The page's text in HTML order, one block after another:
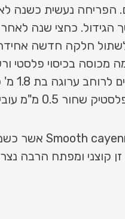
הפריחה נעשית כשנה
הגידול. כחצי שנה
לשתול חלקה חדשה
0.5 מ"מ עובי.